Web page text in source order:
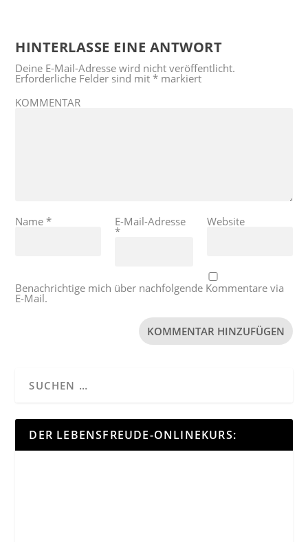
HINTERLASSE EINE ANTWORT
Deine E-Mail-Adresse wird nicht veröffentlicht.
Erforderliche Felder sind mit* markiert
KOMMENTAR
Name* E-Mail-Adresse
*
Website
Benachrichtige mich über nachfolgende Kommentare via
E-Mail.
DER LEBENSFREUDE-ONLINEKURS: